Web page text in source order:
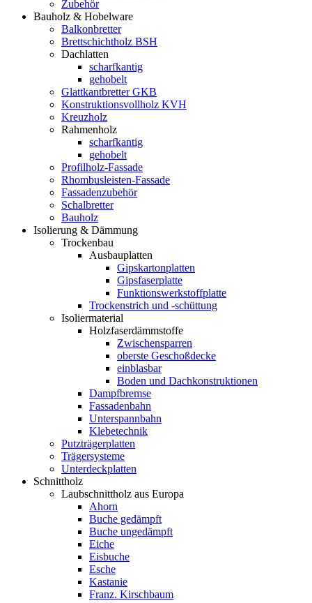
Zubehör
Bauholz & Hobelware
Balkonbretter
Brettschichtholz BSH
Dachlatten
scharfkantig
gehobelt
Glattkantbretter GKB
Konstruktionsvollholz KVH
Kreuzholz
Rahmenholz
scharfkantig
gehobelt
Profilholz-Fassade
Rhombusleisten-Fassade
Fassadenzubehör
Schalbretter
Bauholz
Isolierung & Dämmung
Trockenbau
Ausbauplatten
Gipskartonplatten
Gipsfaserplatte
Funktionswerkstoffplatte
Trockenstrich und -schüttung
Isoliermaterial
Holzfaserdämmstoffe
Zwischensparren
oberste Geschoßdecke
einblasbar
Boden und Dachkonstruktionen
Dampfbremse
Fassadenbahn
Unterspannbahn
Klebetechnik
Putzträgerplatten
Trägersysteme
Unterdeckplatten
Schnittholz
Laubschnittholz aus Europa
Ahorn
Buche gedämpft
Buche ungedämpft
Eiche
Eisbuche
Esche
Kastanie
Franz. Kirschbaum